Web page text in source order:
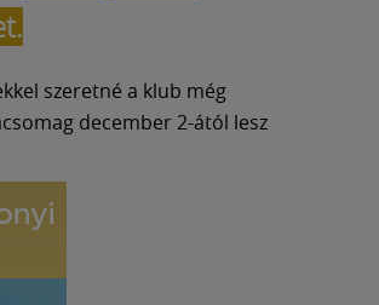
szeretné a klub még
december 2-ától lesz